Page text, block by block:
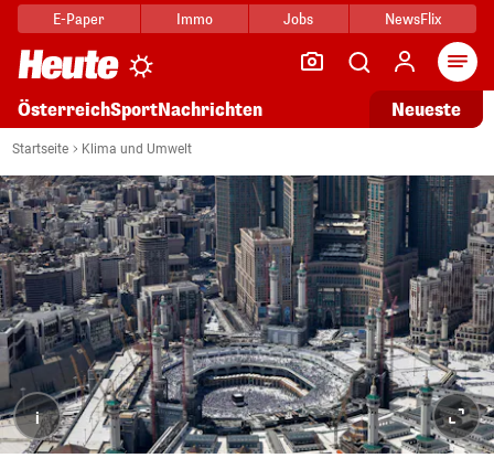
E-Paper Immo Jobs NewsFlix
ÖsterreichSportNachrichten Neueste
Startseite Klima und Umwelt
i